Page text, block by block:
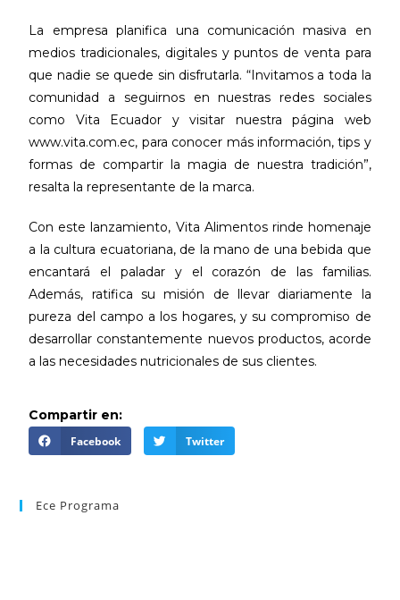
La empresa planifica una comunicación masiva en
medios tradicionales, digitales y puntos de venta para
que nadie se quede sin disfrutarla. “Invitamos a toda la
comunidad a seguirnos en nuestras redes sociales
como Vita Ecuador y visitar nuestra página web
www.vita.com.ec, para conocer más información, tips y
formas de compartir la magia de nuestra tradición”,
resalta la representante de la marca.
Con este lanzamiento, Vita Alimentos rinde homenaje
a la cultura ecuatoriana, de la mano de una bebida que
encantará el paladar y el corazón de las familias.
Además, ratifica su misión de llevar diariamente la
pureza del campo a los hogares, y su compromiso de
desarrollar constantemente nuevos productos, acorde
a las necesidades nutricionales de sus clientes.
Compartir en:
Facebook Twitter
Ece Programa